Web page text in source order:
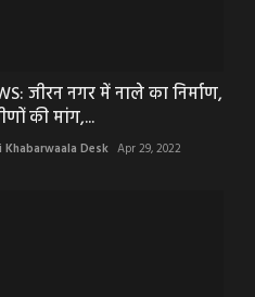
जीरन नगर में नाले का निर्माण,
की मांग,...
Khabarwaala Desk Apr 29, 2022